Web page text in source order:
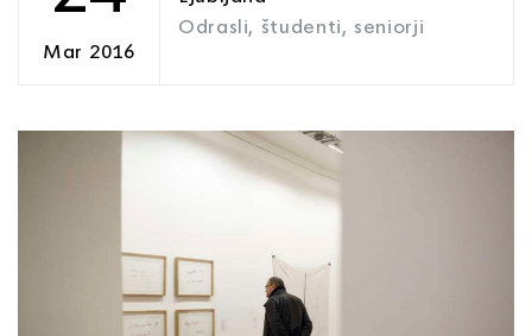
Mar 2016
Odrasli, študenti, seniorji